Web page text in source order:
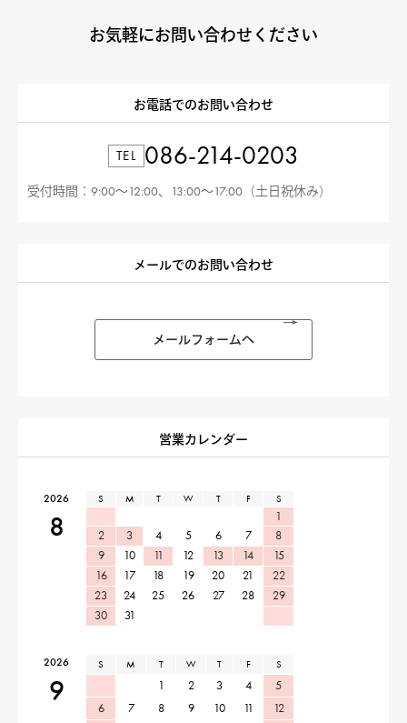
お気軽にお問い合わせください
お電話でのお問い合わせ
TEL 086-214-0203
受付時間：9:00〜12:00、13:00〜17:00（土日祝休み）
メールでのお問い合わせ
メールフォームへ
営業カレンダー
2026
8
S M T W T F S
1
2
3 4 5 6 7
8
9
10 11 12 13 14
15
16
17 18 19 20 21
22
23
24 25 26 27 28
29
30
31
2026
9
S M T W T F S
1 2 3 4
5
6
7 8 9 10 11
12